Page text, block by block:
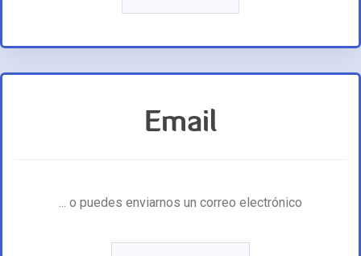
Email
... o puedes enviarnos un correo electrónico